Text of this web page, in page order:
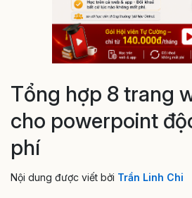
Tổng hợp 8 trang
cho powerpoint
phí
Nội dung được viết bởi Trần Linh Chi